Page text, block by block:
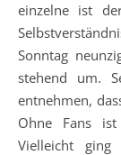
einzelne ist
Sonntag
stehend um.
entnehmen,
Ohne Fans
Vielleicht ging